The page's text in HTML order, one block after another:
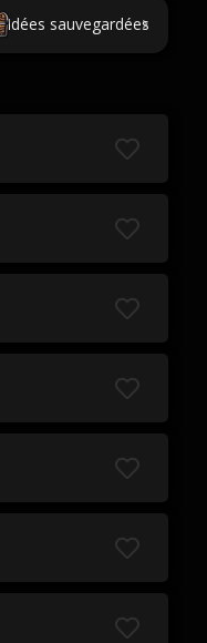
Idées sauvegardées